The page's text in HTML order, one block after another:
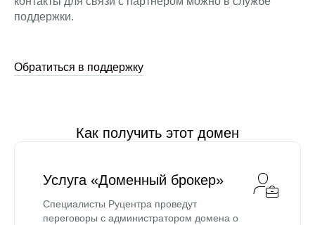
поддержки.
Обратиться в поддержку
Как получить этот домен
Услуга «Доменный брокер»
Специалисты Руцентра проведут
переговоры с администратором домена о